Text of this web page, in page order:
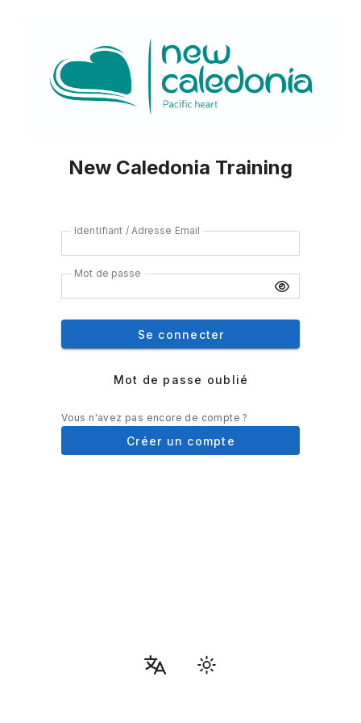
New Caledonia Training
Identifiant / Adresse Email
Mot de passe
Se connecter
Mot de passe oublié
Vous n'avez pas encore de compte ?
Créer un compte